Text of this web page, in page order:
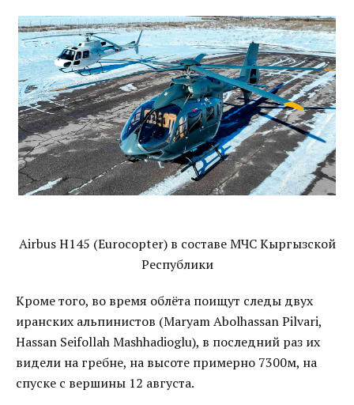
Airbus H145 (Eurocopter) в составе МЧС Кыргызской
Республики
Кроме того, во время облёта поищут следы двух
иранских альпинистов (Maryam Abolhassan Pilvari,
Hassan Seifollah Mashhadioglu), в последний раз их
видели на гребне, на высоте примерно 7300м, на
спуске с вершины 12 августа.